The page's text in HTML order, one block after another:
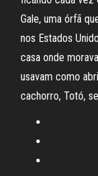
Gale, uma órfã
nos Estados
casa onde
usavam como
cachorro, Totó,